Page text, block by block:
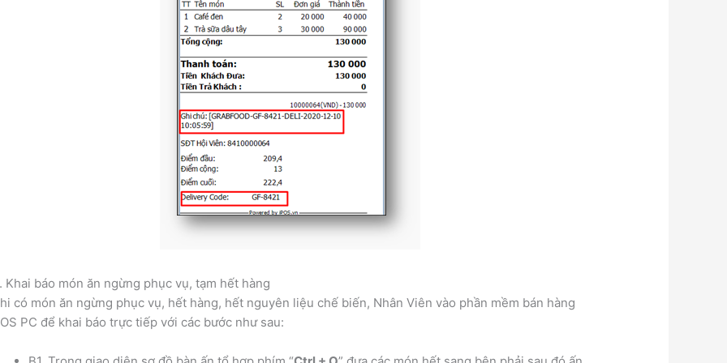
Khai báo món ăn ngừng phục vụ, tạm hết hàng
có món ăn ngừng phục vụ, hết hàng, hết nguyên liệu chế biến, Nhân Viên vào phần mềm bán hàng
PC để khai báo trực tiếp với các bước như sau: